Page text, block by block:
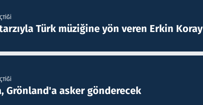
Türk müziğine yön veren Erkin Koray
Grönland'a asker gönderecek